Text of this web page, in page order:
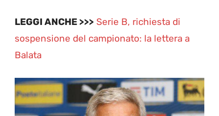
LEGGI ANCHE >>> Serie B, richiesta di
sospensione del campionato: la lettera a
Balata